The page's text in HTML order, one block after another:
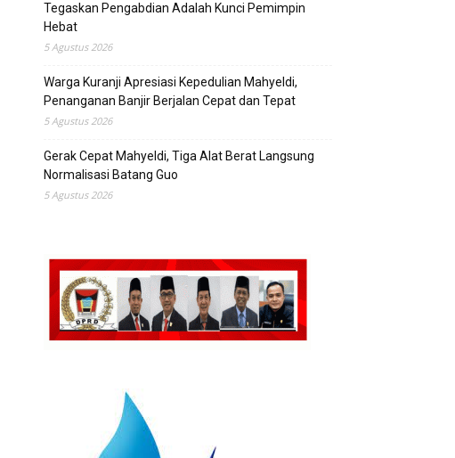
Tegaskan Pengabdian Adalah Kunci Pemimpin
Hebat
5 Agustus 2026
Warga Kuranji Apresiasi Kepedulian Mahyeldi,
Penanganan Banjir Berjalan Cepat dan Tepat
5 Agustus 2026
Gerak Cepat Mahyeldi, Tiga Alat Berat Langsung
Normalisasi Batang Guo
5 Agustus 2026